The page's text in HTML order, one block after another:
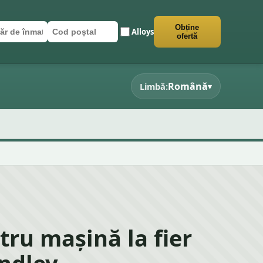
de înmatriculare Alloys
formularul
Obține
ofertă
Limbă:Română▾
mașină la fier